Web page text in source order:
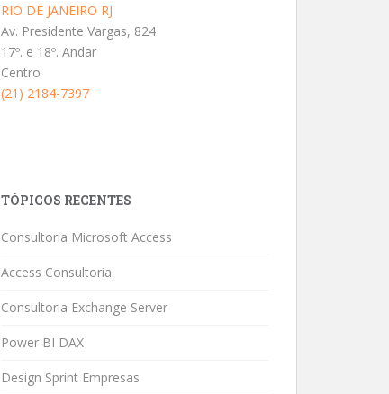
RIO DE JANEIRO RJ
Av. Presidente Vargas, 824
17º. e 18º. Andar
Centro
(21) 2184-7397
TÓPICOS RECENTES
Consultoria Microsoft Access
Access Consultoria
Consultoria Exchange Server
Power BI DAX
Design Sprint Empresas